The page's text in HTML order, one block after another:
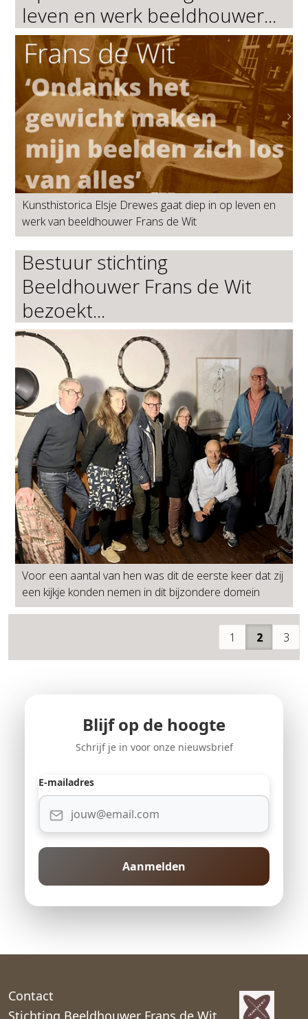
leven en werk beeldhouwer...
Kunsthistorica Elsje Drewes gaat diep in op leven en
werk van beeldhouwer Frans de Wit
Bestuur stichting
Beeldhouwer Frans de Wit
bezoekt...
Voor een aantal van hen was dit de eerste keer dat zij
een kijkje konden nemen in dit bijzondere domein
1 2 3
Blijf op de hoogte
Schrijf je in voor onze nieuwsbrief
E-mailadres
Aanmelden
Contact
Stichting Beeldhouwer Frans de Wit